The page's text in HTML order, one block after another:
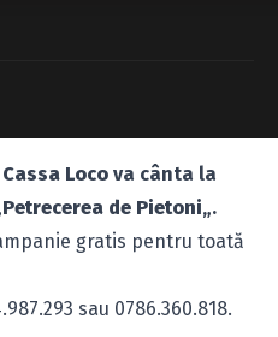
Cassa Loco va cânta la
Petrecerea de Pietoni„.
gratis pentru toată
sau 0786.360.818.